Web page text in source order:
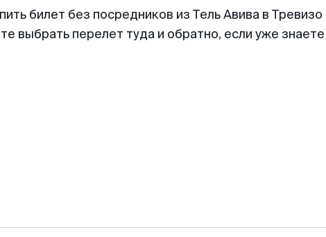
билет без посредников из Тель Авива в
выбрать перелет туда и обратно, если уже